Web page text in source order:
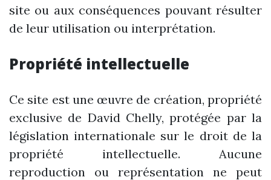
site ou aux conséquences pouvant résulter
de leur utilisation ou interprétation.
Propriété intellectuelle
Ce site est une œuvre de création, propriété
exclusive de David Chelly, protégée par la
législation internationale sur le droit de la
propriété intellectuelle. Aucune
reproduction ou représentation ne peut